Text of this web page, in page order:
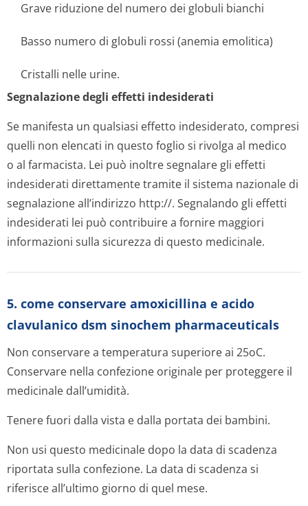
Grave riduzione del numero dei globuli bianchi
Basso numero di globuli rossi (anemia emolitica)
Cristalli nelle urine.
Segnalazione degli effetti indesiderati
Se manifesta un qualsiasi effetto indesiderato, compresi
quelli non elencati in questo foglio si rivolga al medico
o al farmacista. Lei può inoltre segnalare gli effetti
indesiderati direttamente tramite il sistema nazionale di
segnalazione all’indirizzo http://. Segnalando gli effetti
indesiderati lei può contribuire a fornire maggiori
informazioni sulla sicurezza di questo medicinale.
5. come conservare amoxicillina e acido
clavulanico dsm sinochem pharmaceuticals
Non conservare a temperatura superiore ai 25oC.
Conservare nella confezione originale per proteggere il
medicinale dall’umidità.
Tenere fuori dalla vista e dalla portata dei bambini.
Non usi questo medicinale dopo la data di scadenza
riportata sulla confezione. La data di scadenza si
riferisce all’ultimo giorno di quel mese.